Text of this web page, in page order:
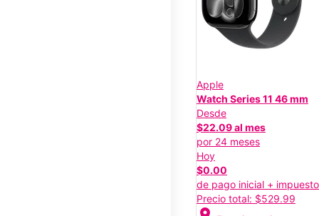
Apple
Watch Series 11 46 mm
Desde
$22.09 al mes
por 24 meses
Hoy
$0.00
de pago inicial +
Precio total: $529.99